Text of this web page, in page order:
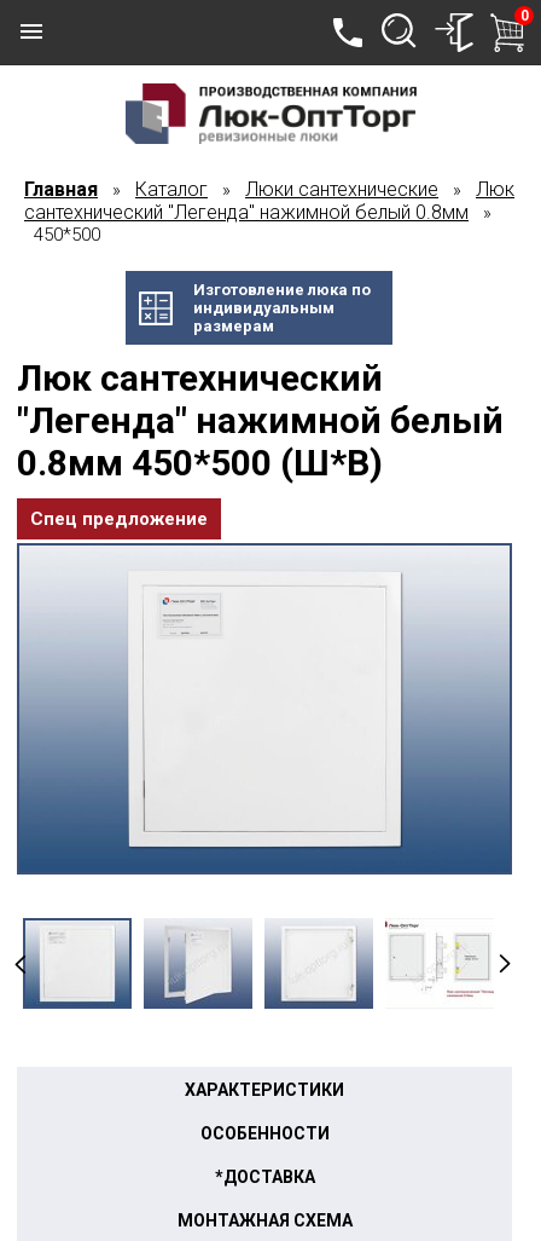
0
Главная » Каталог » Люки сантехнические » Люк
сантехнический "Легенда" нажимной белый 0.8мм »
450*500
Изготовление люка по
индивидуальным
размерам
Люк сантехнический
"Легенда" нажимной белый
0.8мм 450*500 (Ш*В)
Спец предложение
ХАРАКТЕРИСТИКИ
ОСОБЕННОСТИ
*ДОСТАВКА
МОНТАЖНАЯ СХЕМА